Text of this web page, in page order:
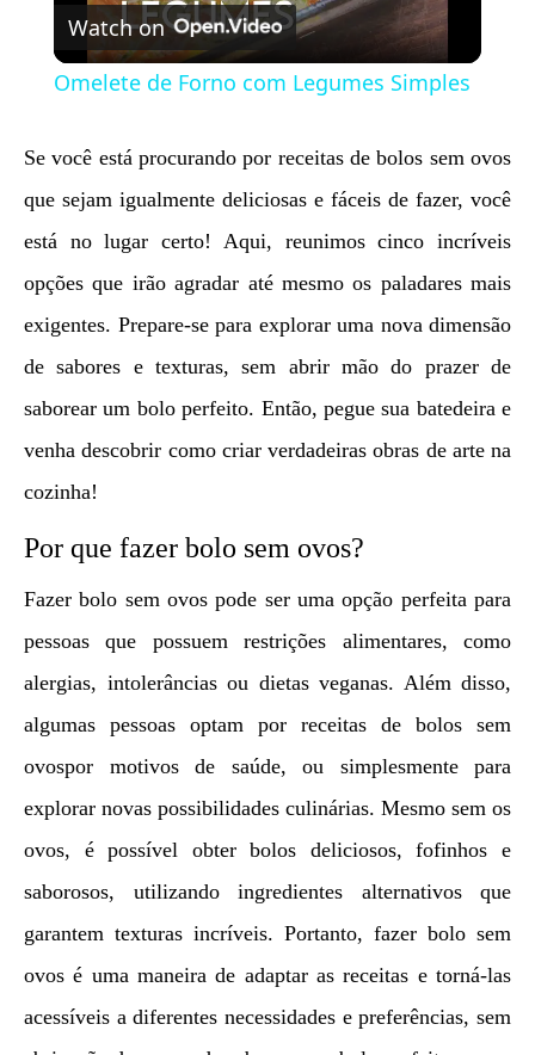
Video
Watch on
Omelete de Forno com Legumes Simples
Se você está procurando por receitas de bolos sem ovos
que sejam igualmente deliciosas e fáceis de fazer, você
está no lugar certo! Aqui, reunimos cinco incríveis
opções que irão agradar até mesmo os paladares mais
exigentes. Prepare-se para explorar uma nova dimensão
de sabores e texturas, sem abrir mão do prazer de
saborear um bolo perfeito. Então, pegue sua batedeira e
venha descobrir como criar verdadeiras obras de arte na
cozinha!
Por que fazer bolo sem ovos?
Fazer bolo sem ovos pode ser uma opção perfeita para
pessoas que possuem restrições alimentares, como
alergias, intolerâncias ou dietas veganas. Além disso,
algumas pessoas optam por receitas de bolos sem
ovospor motivos de saúde, ou simplesmente para
explorar novas possibilidades culinárias. Mesmo sem os
ovos, é possível obter bolos deliciosos, fofinhos e
saborosos, utilizando ingredientes alternativos que
garantem texturas incríveis. Portanto, fazer bolo sem
ovos é uma maneira de adaptar as receitas e torná-las
acessíveis a diferentes necessidades e preferências, sem